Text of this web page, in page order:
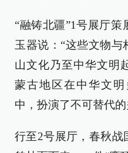
“融铸北疆”1号展厅
玉器说：“这些文物与
山文化乃至中华文明
蒙古地区在中华文
中，扮演了不可替代
行至2号展厅，春秋战